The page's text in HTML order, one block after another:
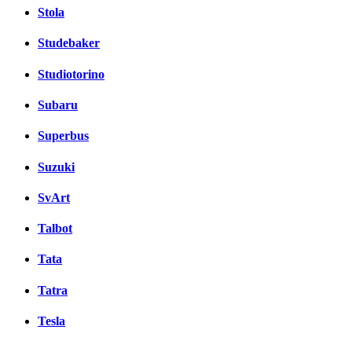
Stola
Studebaker
Studiotorino
Subaru
Superbus
Suzuki
SvArt
Talbot
Tata
Tatra
Tesla